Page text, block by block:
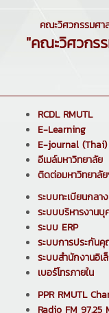
คณะวิศวกรรมศา
"คณะวิศวกร
RCDL RMUTL
E-Learning
E-journal (Thai)
อีเมล์มหาวิทยาลัย
ติดต่อมหาวิทยาลั
ระบบทะเบียนกลาง
ระบบบริหารงานบุ
ระบบ ERP
ระบบการประกัน
ระบบสำนักงานอิเ
เบอร์โทรภายใน
PPR RMUTL
Radio FM 97.25